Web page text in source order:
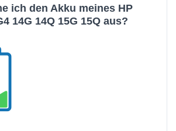
ich den Akku meines HP
14G 14Q 15G 15Q aus?